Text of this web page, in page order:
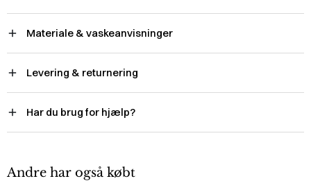
Materiale & vaskeanvisninger
Levering & returnering
Har du brug for hjælp?
Andre har også købt